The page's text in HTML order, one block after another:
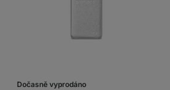
Dočasně vyprodáno